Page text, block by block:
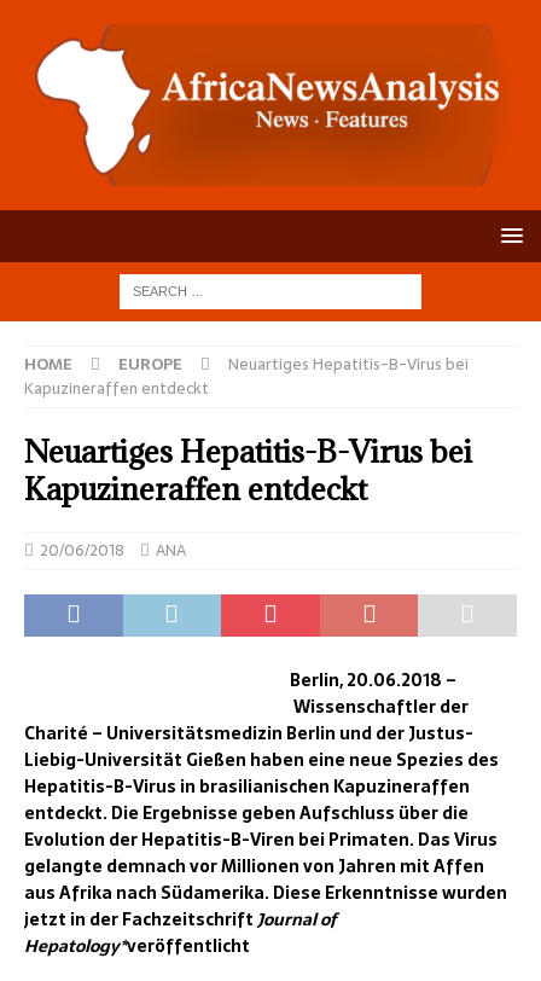
HOME EUROPE
Neuartiges Hepatitis-B-Virus bei
Kapuzineraffen entdeckt
Neuartiges Hepatitis-B-Virus bei
Kapuzineraffen entdeckt
20/06/2018 ANA
Berlin, 20.06.2018 –
Wissenschaftler der
Charité – Universitätsmedizin Berlin und der Justus-
Liebig-Universität Gießen haben eine neue Spezies des
Hepatitis-B-Virus in brasilianischen Kapuzineraffen
entdeckt. Die Ergebnisse geben Aufschluss über die
Evolution der Hepatitis-B-Viren bei Primaten. Das Virus
gelangte demnach vor Millionen von Jahren mit Affen
aus Afrika nach Südamerika. Diese Erkenntnisse wurden
jetzt in der FachzeitschriftJournal of
Hepatology*veröffentlicht